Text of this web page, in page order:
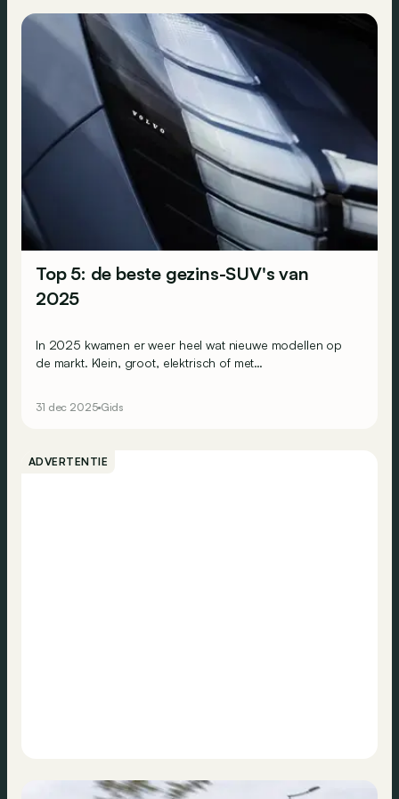
Top 5: de beste gezins-SUV's van
2025
In 2025 kwamen er weer heel wat nieuwe modellen op
de markt. Klein, groot, elektrisch of met
31 dec 2025 Gids
ADVERTENTIE